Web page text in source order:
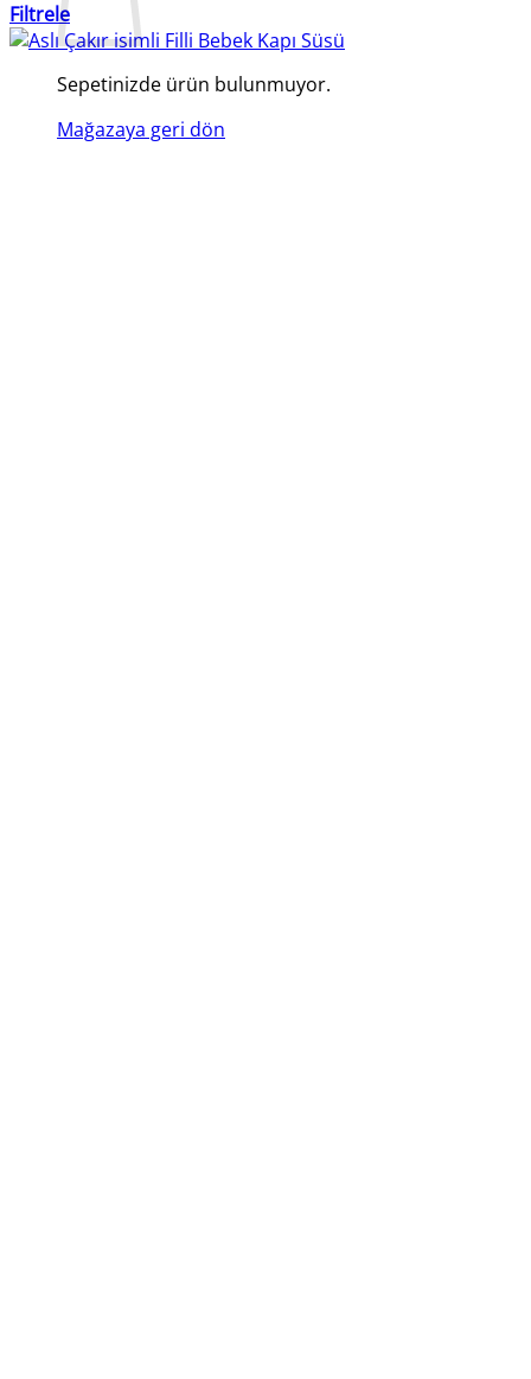
Sepetinizde ürün bulunmuyor.
Mağazaya geri dön
Filtrele